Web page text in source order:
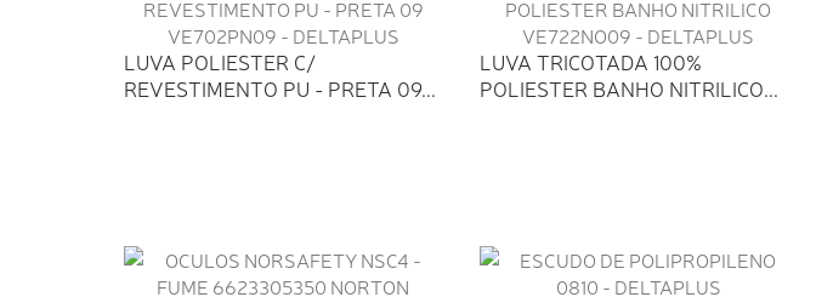
LUVA POLIESTER C/
REVESTIMENTO PU - PRETA 09...
LUVA TRICOTADA 100%
POLIESTER BANHO NITRILICO...